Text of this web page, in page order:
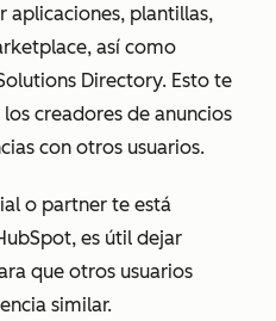
aplicaciones, plantillas,
así como
Directory. Esto te
creadores de anuncios
con otros usuarios.
o partner te está
es útil dejar
que otros usuarios
similar.